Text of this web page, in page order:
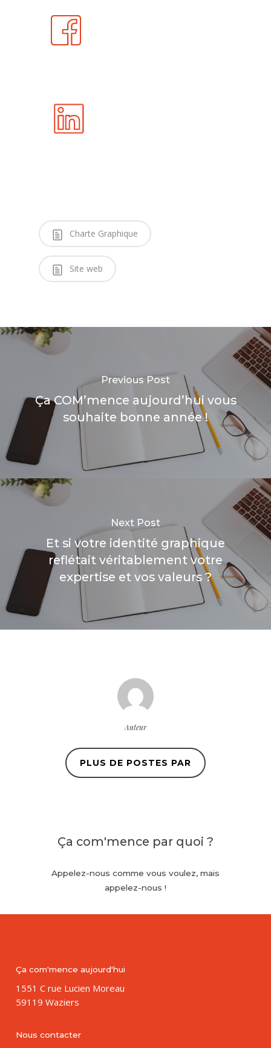
Charte Graphique
Site web
Previous Post
Ça COM’mence aujourd’hui vous
souhaite bonne année !
Next Post
Et si votre identité graphique
reflétait véritablement votre
expertise et vos valeurs ?
Auteur
PLUS DE POSTES PAR
Ça com'mence par quoi ?
Appelez-nous comme vous voulez, mais
appelez-nous !
Ça com'mence aujourd'hui
1551 C rue Lucien Moreau
59119 Waziers
Nous contacter